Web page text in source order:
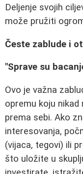
Deljenje svojih
može pružiti
Česte zablude i
"Sprave su
Ovo je važna
opremu koju
prema sebi. Ako
interesovanja,
(vijaca, tegovi) ili
što uložite u